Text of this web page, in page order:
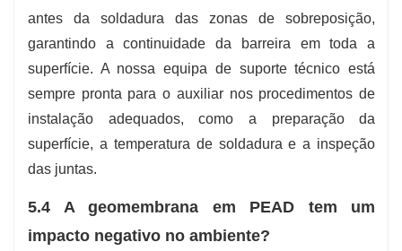
antes da soldadura das zonas de sobreposição,
garantindo a continuidade da barreira em toda a
superfície. A nossa equipa de suporte técnico está
sempre pronta para o auxiliar nos procedimentos de
instalação adequados, como a preparação da
superfície, a temperatura de soldadura e a inspeção
das juntas.
5.4 A geomembrana em PEAD tem um
impacto negativo no ambiente?